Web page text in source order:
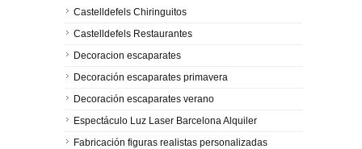
Castelldefels Chiringuitos
Castelldefels Restaurantes
Decoracion escaparates
Decoración escaparates primavera
Decoración escaparates verano
Espectáculo Luz Laser Barcelona Alquiler
Fabricación figuras realistas personalizadas